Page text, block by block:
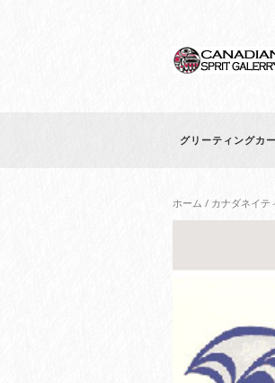
グリーティングカ
ホーム / カナダネイテ